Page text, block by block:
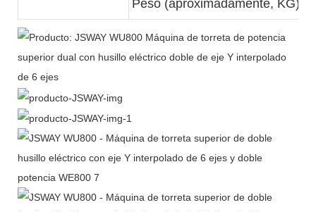
Peso (aproximadamente, KG)